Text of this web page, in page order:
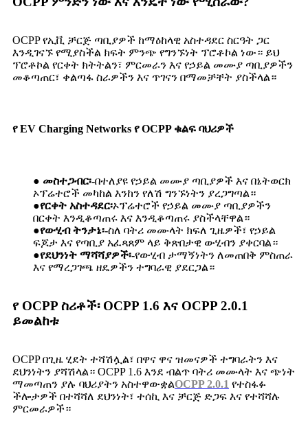
OCPP የኢቪ ቻርጅ ጣቢያዎች ከማዕከላዊ አስተዳደር ስርዓት ጋር
እንዲገናኙ የሚያስችል ክፍት ምንጭ የግንኙነት ፕሮቶኮል ነው። ይህ
ፕሮቶኮል የርቀት ክትትልን፣ ምርመራን እና የኃይል መሙያ ጣቢያዎችን
መቆጣጠር፣ ቀልጣፋ ስራዎችን እና ጥገናን በማመቻቸት ያስችላል።
የ EV Charging Networks የ OCPP ቁልፍ ባህሪዎች
● መስተጋብር፡-በተለያዩ የኃይል መሙያ ጣቢያዎች እና በኔትወርክ
ኦፕሬተሮች መካከል እንከን የለሽ ግንኙነትን ያረጋግጣል።
●የርቀት አስተዳደር፡ኦፕሬተሮች የኃይል መሙያ ጣቢያዎችን
በርቀት እንዲቆጣጠሩ እና እንዲቆጣጠሩ ያስችላቸዋል።
●የውሂብ ትንታኔ፡-ስለ ባትሪ መሙላት ክፍለ ጊዜዎች፣ የኃይል
ፍጆታ እና የጣቢያ አፈጻጸም ላይ ቅጽበታዊ ውሂብን ያቀርባል።
●የደህንነት ማሻሻያዎች፡-የውሂብ ታማኝነትን ለመጠበቅ ምስጠራ
እና የማረጋገጫ ዘዴዎችን ተግባራዊ ያደርጋል።
የ OCPP ስሪቶች፡ OCPP 1.6 እና OCPP 2.0.1
ይመልከቱ
OCPP በጊዜ ሂደት ተሻሽሏል፣ በዋና ዋና ዝመናዎች ተግባራትን እና
ደህንነትን ያሻሽላል። OCPP 1.6 እንደ ብልጥ ባትሪ መሙላት እና ጭነት
ማመጣጠን ያሉ ባህሪያትን አስተዋውቋልOCPP 2.0.1 የተስፋፉ
ችሎታዎች በተሻሻለ ደህንነት፣ ተሰኪ እና ቻርጅ ድጋፍ እና የተሻሻሉ
ምርመራዎች።